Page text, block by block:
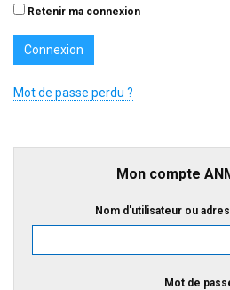
Retenir ma connexion
Mot de passe perdu ?
Mon compte
Nom d'utilisateur ou
Mot de